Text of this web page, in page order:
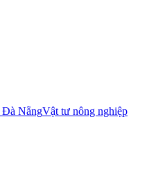
Đà NẵngVật tư nông nghiệp